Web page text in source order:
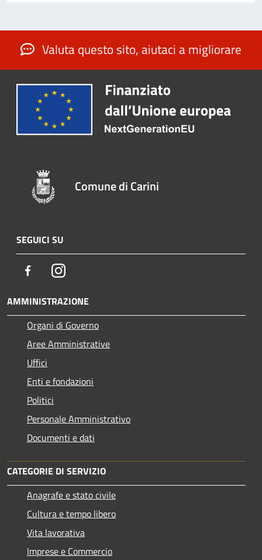
Valuta questo sito, aiutaci a migliorare
Comune di Carini
SEGUICI SU
FacebookInstagram
AMMINISTRAZIONE
Organi di Governo
Aree Amministrative
Uffici
Enti e fondazioni
Politici
Personale Amministrativo
Documenti e dati
CATEGORIE DI SERVIZIO
Anagrafe e stato civile
Cultura e tempo libero
Vita lavorativa
Imprese e Commercio